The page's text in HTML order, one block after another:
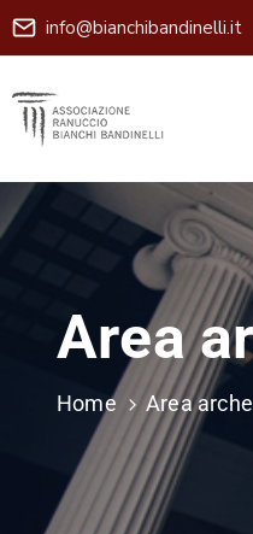
info@bianchibandinelli.it
Area
Home Area